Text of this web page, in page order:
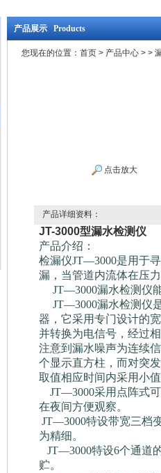
产品展示 Products
您现在的位置： 首页 > 产品中心 > >
点击放大
产品详细资料：
JT-3000型漏水检测仪
产品介绍：
检漏仪JT—3000是用于
漏，当管道内流体在压
JT—3000漏水检测仪
JT—3000漏水检测仪
器，它采用专门设计的
并转换为电信号，经过
注意到漏水噪声为连续
个显示直方柱，而对突
取值相应时间内采用小
JT—3000采用点阵式可
在夜间方便观察。
JT—3000特设带宽三档
为精细。
JT—3000特设6个通道
贮。